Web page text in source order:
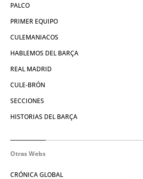
PALCO
PRIMER EQUIPO
CULEMANIACOS
HABLEMOS DEL BARÇA
REAL MADRID
CULE-BRÓN
SECCIONES
HISTORIAS DEL BARÇA
Otras Webs
CRÓNICA GLOBAL